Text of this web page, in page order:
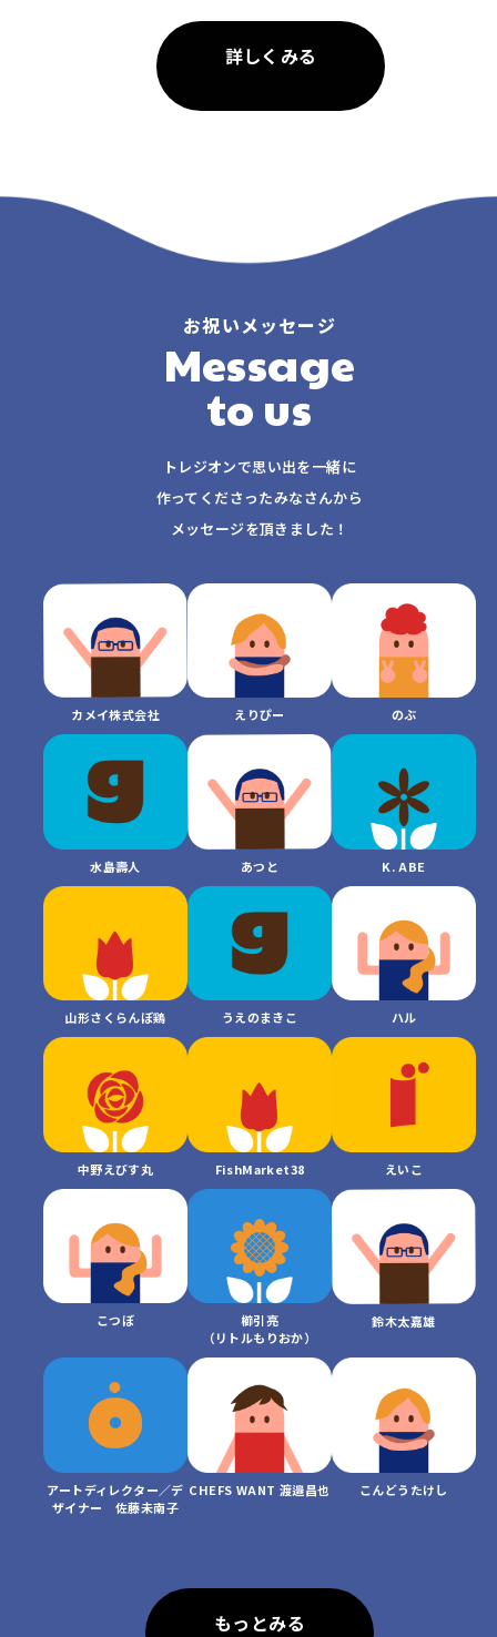
詳しくみる
お祝いメッセージ
Message
to us
トレジオンで思い出を一緒に
作ってくださったみなさんから
メッセージを頂きました！
カメイ株式会社 えりぴー のぶ
水島壽人 あつと K. ABE
山形さくらんぼ鶏 うえのまきこ ハル
中野えびす丸 FishMarket38 えいこ
こつぼ
櫛引亮
（リトルもりおか）
鈴木太嘉雄
アートディレクター／デ
ザイナー　佐藤未南子
CHEFS WANT 渡邉昌也 こんどうたけし
もっとみる